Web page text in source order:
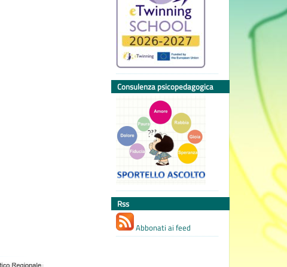
Consulenza psicopedagogica
Rss
Abbonati ai feed